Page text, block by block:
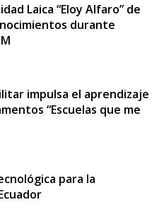
Laica “Eloy Alfaro” de
durante
impulsa el aprendizaje
“Escuelas que me
para la